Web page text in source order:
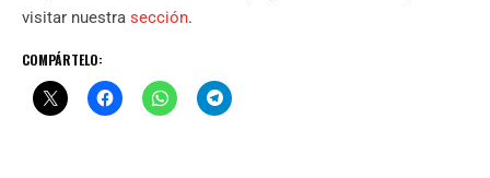
visitar nuestra sección.
COMPÁRTELO: